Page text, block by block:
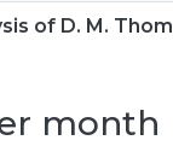
of D. M.
month